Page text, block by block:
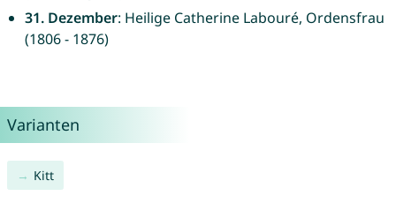
31. Dezember: Heilige Catherine Labouré, Ordensfrau
(1806 - 1876)
Varianten
Kitt